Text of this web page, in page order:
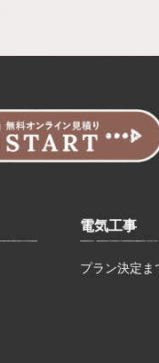
電気工事
プラン決定ま